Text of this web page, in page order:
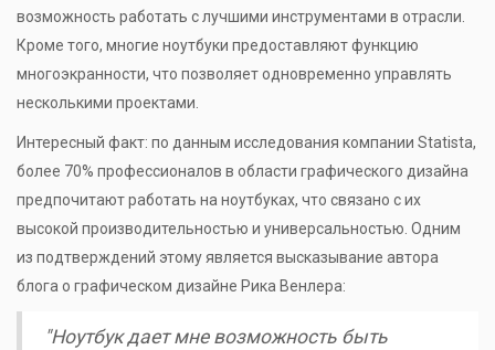
возможность работать с лучшими инструментами в отрасли.
Кроме того, многие ноутбуки предоставляют функцию
многоэкранности, что позволяет одновременно управлять
несколькими проектами.
Интересный факт: по данным исследования компании Statista,
более 70% профессионалов в области графического дизайна
предпочитают работать на ноутбуках, что связано с их
высокой производительностью и универсальностью. Одним
из подтверждений этому является высказывание автора
блога о графическом дизайне Рика Венлера:
"Ноутбук дает мне возможность быть